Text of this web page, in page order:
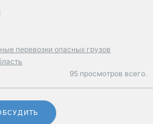
перевозки опасных грузов
95 просмотров всего.